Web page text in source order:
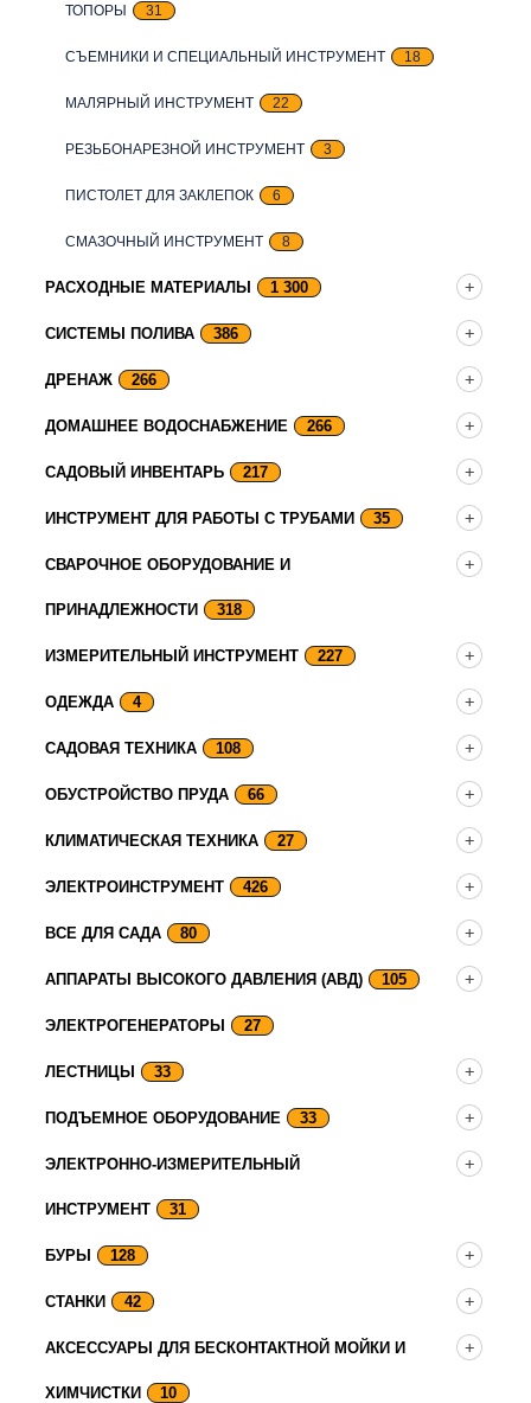
ТОПОРЫ 31
СЪЕМНИКИ И СПЕЦИАЛЬНЫЙ ИНСТРУМЕНТ 18
МАЛЯРНЫЙ ИНСТРУМЕНТ 22
РЕЗЬБОНАРЕЗНОЙ ИНСТРУМЕНТ 3
ПИСТОЛЕТ ДЛЯ ЗАКЛЕПОК 6
СМАЗОЧНЫЙ ИНСТРУМЕНТ 8
РАСХОДНЫЕ МАТЕРИАЛЫ 1 300
СИСТЕМЫ ПОЛИВА 386
ДРЕНАЖ 266
ДОМАШНЕЕ ВОДОСНАБЖЕНИЕ 266
САДОВЫЙ ИНВЕНТАРЬ 217
ИНСТРУМЕНТ ДЛЯ РАБОТЫ С ТРУБАМИ 35
СВАРОЧНОЕ ОБОРУДОВАНИЕ И
ПРИНАДЛЕЖНОСТИ 318
ИЗМЕРИТЕЛЬНЫЙ ИНСТРУМЕНТ 227
ОДЕЖДА 4
САДОВАЯ ТЕХНИКА 108
ОБУСТРОЙСТВО ПРУДА 66
КЛИМАТИЧЕСКАЯ ТЕХНИКА 27
ЭЛЕКТРОИНСТРУМЕНТ 426
ВСЕ ДЛЯ САДА 80
АППАРАТЫ ВЫСОКОГО ДАВЛЕНИЯ (АВД) 105
ЭЛЕКТРОГЕНЕРАТОРЫ 27
ЛЕСТНИЦЫ 33
ПОДЪЕМНОЕ ОБОРУДОВАНИЕ 33
ЭЛЕКТРОННО-ИЗМЕРИТЕЛЬНЫЙ
ИНСТРУМЕНТ 31
БУРЫ 128
СТАНКИ 42
АКСЕССУАРЫ ДЛЯ БЕСКОНТАКТНОЙ МОЙКИ И
ХИМЧИСТКИ 10